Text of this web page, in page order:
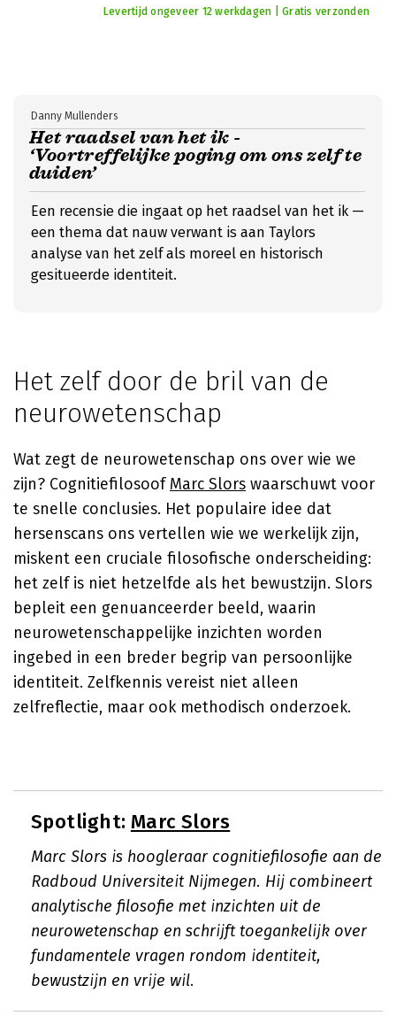
Levertijd ongeveer 12 werkdagen | Gratis verzonden
Het raadsel van het ik -
‘Voortreffelijke poging om ons zelf te
duiden’
Danny Mullenders
Een recensie die ingaat op het raadsel van het ik —
een thema dat nauw verwant is aan Taylors
analyse van het zelf als moreel en historisch
gesitueerde identiteit.
Het zelf door de bril van de
neurowetenschap
Wat zegt de neurowetenschap ons over wie we
zijn? Cognitiefilosoof Marc Slors waarschuwt voor
te snelle conclusies. Het populaire idee dat
hersenscans ons vertellen wie we werkelijk zijn,
miskent een cruciale filosofische onderscheiding:
het zelf is niet hetzelfde als het bewustzijn. Slors
bepleit een genuanceerder beeld, waarin
neurowetenschappelijke inzichten worden
ingebed in een breder begrip van persoonlijke
identiteit. Zelfkennis vereist niet alleen
zelfreflectie, maar ook methodisch onderzoek.
Spotlight: Marc Slors
Marc Slors is hoogleraar cognitiefilosofie aan de
Radboud Universiteit Nijmegen. Hij combineert
analytische filosofie met inzichten uit de
neurowetenschap en schrijft toegankelijk over
fundamentele vragen rondom identiteit,
bewustzijn en vrije wil.